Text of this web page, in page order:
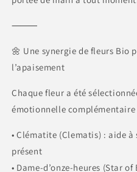
⸻
🌼 Une synergie de fleurs Bio
l’apaisement
Chaque fleur a été
émotionnelle complémentaire
• Clématite (Clematis) : aide
présent
• Dame-d’onze-heures (Star